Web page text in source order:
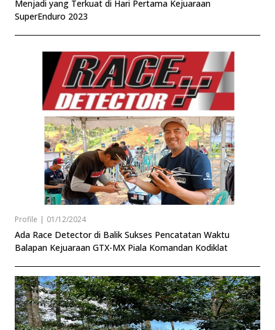
Menjadi yang Terkuat di Hari Pertama Kejuaraan
SuperEnduro 2023
Profile | 01/12/2024
Ada Race Detector di Balik Sukses Pencatatan Waktu
Balapan Kejuaraan GTX-MX Piala Komandan Kodiklat